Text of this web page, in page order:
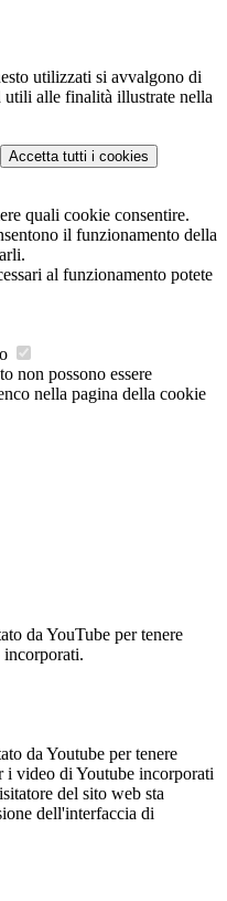
utilizzati si avvalgono di
utili alle finalità illustrate nella
Accetta tutti i cookies
quali cookie consentire.
il funzionamento della
al funzionamento potete
non possono essere
nella pagina della cookie
da YouTube per tenere
da Youtube per tenere
i video di Youtube incorporati
del sito web sta
dell'interfaccia di